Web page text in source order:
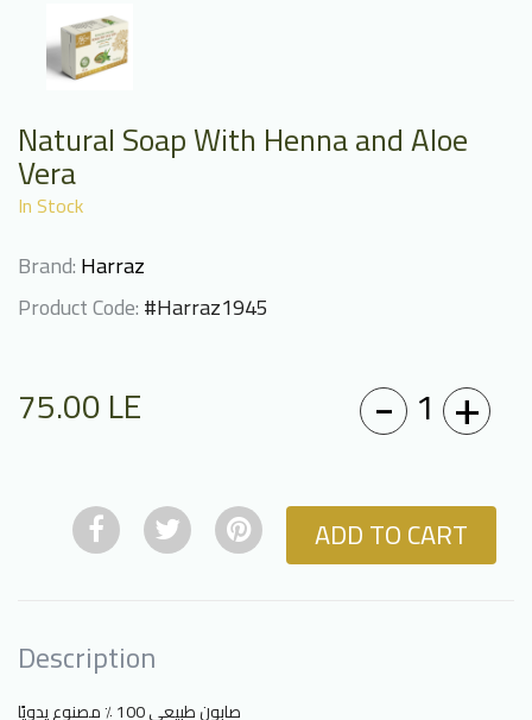
Natural Soap With Henna and Aloe
Vera
In Stock
Brand:Harraz
Product Code:#Harraz1945
75.00LE - 1 +
ADD TO CART
Description
صابون طبيعي 100 ٪ مصنوع يدويًا